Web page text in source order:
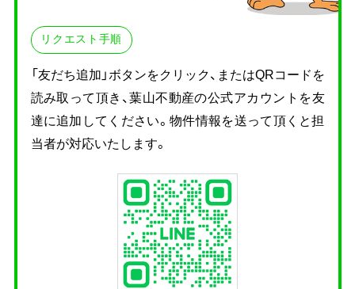
リクエスト手順
「友だち追加」ボタンをクリック、またはQRコードを
読み取って頂き、葉山不動産の公式アカウントを友
達に追加してください。物件情報を送って頂くと担
当者が対応いたします。